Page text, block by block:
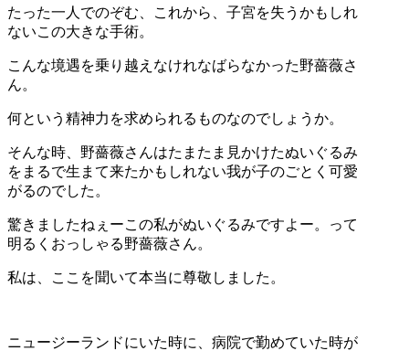
たった一人でのぞむ、これから、子宮を失うかもしれ
ないこの大きな手術。
こんな境遇を乗り越えなけれなばらなかった野薔薇さ
ん。
何という精神力を求められるものなのでしょうか。
そんな時、野薔薇さんはたまたま見かけたぬいぐるみ
をまるで生まて来たかもしれない我が子のごとく可愛
がるのでした。
驚きましたねぇーこの私がぬいぐるみですよー。って
明るくおっしゃる野薔薇さん。
私は、ここを聞いて本当に尊敬しました。
ニュージーランドにいた時に、病院で勤めていた時が